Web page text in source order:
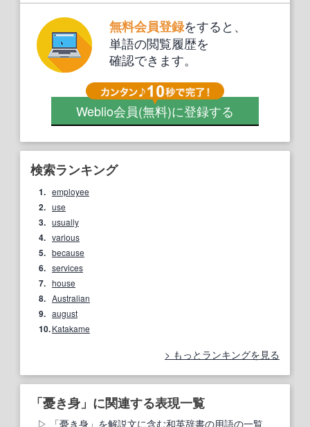
無料会員登録をすると、
単語の閲覧履歴を
確認できます。
Weblio会員(無料)に登録する
検索ランキング
1. employee
2. use
3. usually
4. various
5. because
6. services
7. house
8. Australian
9. august
10.Katakame
もっとランキングを見る
「憂き身」に関連する表現一覧
「憂き身」を解説文に含む和英辞書の用語の一覧